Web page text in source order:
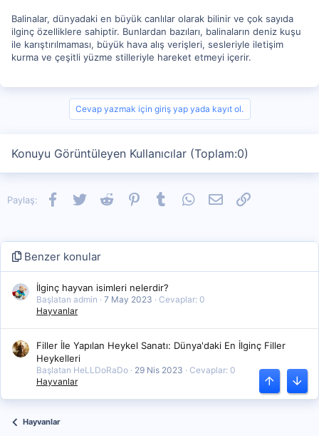
Balinalar, dünyadaki en büyük canlılar olarak bilinir ve çok sayıda
ilginç özelliklere sahiptir. Bunlardan bazıları, balinaların deniz kuşu
ile karıştırılmaması, büyük hava alış verişleri, sesleriyle iletişim
kurma ve çeşitli yüzme stilleriyle hareket etmeyi içerir.
Cevap yazmak için giriş yap yada kayıt ol.
Konuyu Görüntüleyen Kullanıcılar (Toplam:0)
Paylaş: Facebook
TwitterReddit PinterestTumblrWhatsApp
E-postaLink
Benzer konular
İlginç hayvan isimleri nelerdir?
Başlatan admin 7 May 2023
Cevaplar: 0
Hayvanlar
Filler İle Yapılan Heykel Sanatı: Dünya'daki En İlginç Filler
Heykelleri
Başlatan HeLLDoRaDo 29 Nis 2023
Cevaplar: 0
Hayvanlar
Hayvanlar
Üst Alt